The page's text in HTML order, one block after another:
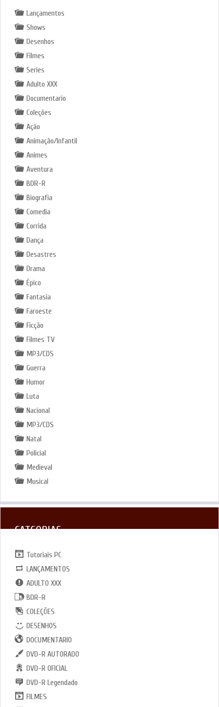
Lançamentos
Shows
Desenhos
Filmes
Series
Adulto XXX
Documentario
Coleções
Ação
Animação/Infantil
Animes
Aventura
BDR-R
Biografia
Comedia
Corrida
Dança
Desastres
Drama
Épico
Fantasia
Faroeste
Ficção
Filmes TV
MP3/CDS
Guerra
Humor
Luta
Nacional
MP3/CDS
Natal
Policial
Medieval
Musical
CATGORIAS
Tutoriais PC
LANÇAMENTOS
ADULTO XXX
BDR-R
COLEÇÕES
DESENHOS
DOCUMENTARIO
DVD-R AUTORADO
DVD-R OFICIAL
DVD-R Legendado
FILMES